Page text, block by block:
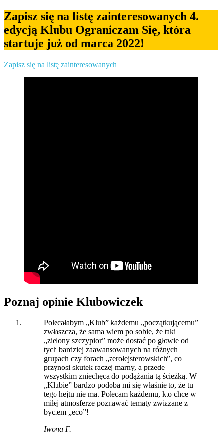
Zapisz się na listę zainteresowanych 4.
edycją Klubu Ograniczam Się, która
startuje już od marca 2022!
Zapisz się na listę zainteresowanych
Poznaj opinie Klubowiczek
Polecałabym „Klub” każdemu „początkującemu”
zwłaszcza, że sama wiem po sobie, że taki
„zielony szczypior” może dostać po głowie od
tych bardziej zaawansowanych na różnych
grupach czy forach „zerołejsterowskich”, co
przynosi skutek raczej marny, a przede
wszystkim zniechęca do podążania tą ścieżką. W
„Klubie” bardzo podoba mi się właśnie to, że tu
tego hejtu nie ma. Polecam każdemu, kto chce w
miłej atmosferze poznawać tematy związane z
byciem „eco”!
Iwona F.